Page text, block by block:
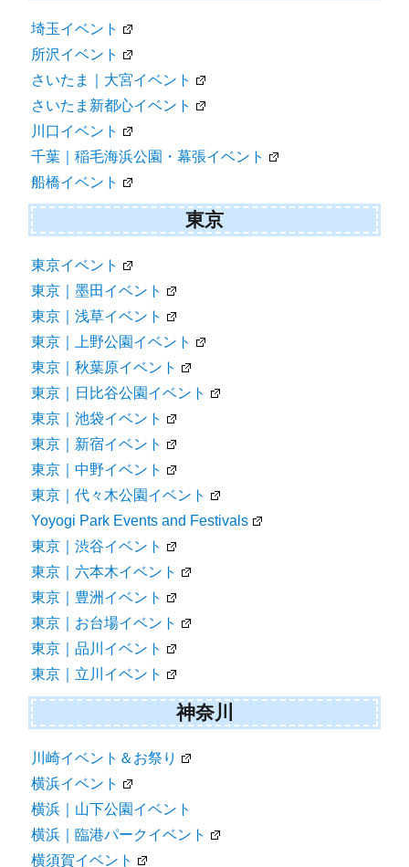
埼玉イベント
所沢イベント
さいたま｜大宮イベント
さいたま新都心イベント
川口イベント
千葉｜稲毛海浜公園・幕張イベント
船橋イベント
東京
東京イベント
東京｜墨田イベント
東京｜浅草イベント
東京｜上野公園イベント
東京｜秋葉原イベント
東京｜日比谷公園イベント
東京｜池袋イベント
東京｜新宿イベント
東京｜中野イベント
東京｜代々木公園イベント
Yoyogi Park Events and Festivals
東京｜渋谷イベント
東京｜六本木イベント
東京｜豊洲イベント
東京｜お台場イベント
東京｜品川イベント
東京｜立川イベント
神奈川
川崎イベント＆お祭り
横浜イベント
横浜｜山下公園イベント
横浜｜臨港パークイベント
横須賀イベント